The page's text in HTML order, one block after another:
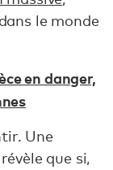
le monde
en danger,
Une
que si,